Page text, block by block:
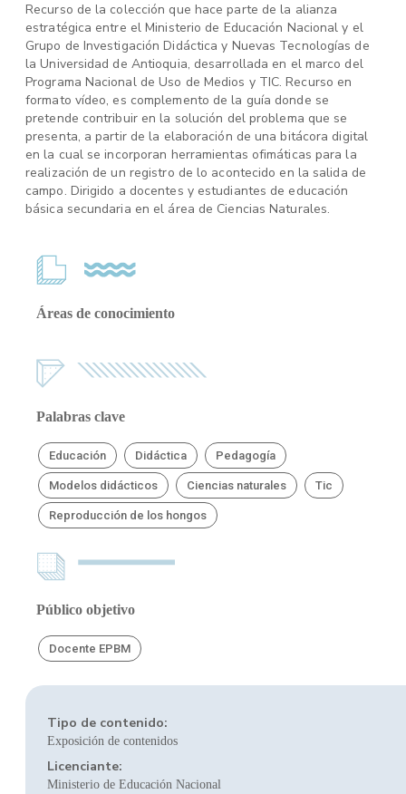
Recurso de la colección que hace parte de la alianza
estratégica entre el Ministerio de Educación Nacional y el
Grupo de Investigación Didáctica y Nuevas Tecnologías de
la Universidad de Antioquia, desarrollada en el marco del
Programa Nacional de Uso de Medios y TIC. Recurso en
formato vídeo, es complemento de la guía donde se
pretende contribuir en la solución del problema que se
presenta, a partir de la elaboración de una bitácora digital
en la cual se incorporan herramientas ofimáticas para la
realización de un registro de lo acontecido en la salida de
campo. Dirigido a docentes y estudiantes de educación
básica secundaria en el área de Ciencias Naturales.
Áreas de conocimiento
Palabras clave
Educación Didáctica Pedagogía
Modelos didácticos Ciencias naturales Tic
Reproducción de los hongos
Público objetivo
Docente EPBM
Tipo de contenido:
Exposición de contenidos
Licenciante:
Ministerio de Educación Nacional